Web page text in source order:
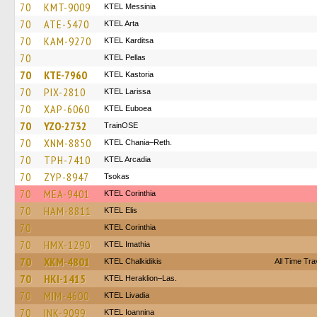
70 KMT-9009 KTEL Messinia
70 ATE-5470 KTEL Arta
70 KAM-9270 ΚΤΕL Karditsa
70 KTEL Pellas
70 KTE-7960 KTEL Kastoria
70 PIX-2810 KTEL Larissa
70 XAP-6060 ΚΤΕL Euboea
70 YZO-2732 TrainΟSE
70 XNM-8850 KTEL Chania–Reth.
70 TPH-7410 KTEL Arcadia
70 ZYP-8947 Tsokas
70 MEA-9401 KTEL Corinthia
70 HAM-8811 KTEL Elis
70 KTEL Corinthia
70 HMX-1290 KTEL Imathia
70 XKM-4801 ΚΤΕL Chalkidikis All Time
70 HKI-1415 KTEL Heraklion–Las.
70 MIM-4600 KTEL Livadia
70 INK-9099 KTEL Ioannina